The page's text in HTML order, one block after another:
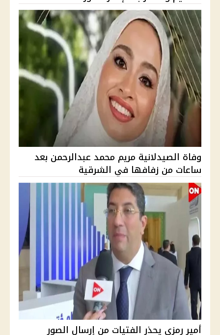
وفاة الصيدلانية مريم محمد عبدالرحمن بعد
ساعات من زفافها في الشرقية
أمير رمزي يحذر الفتيات من إرسال الصور